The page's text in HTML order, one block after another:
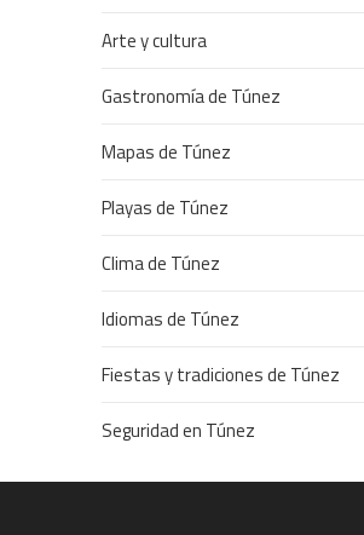
Arte y cultura
Gastronomía de Túnez
Mapas de Túnez
Playas de Túnez
Clima de Túnez
Idiomas de Túnez
Fiestas y tradiciones de Túnez
Seguridad en Túnez